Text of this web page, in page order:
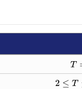
T
2≤T